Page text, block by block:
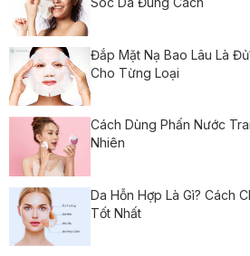
Đắp Mặt Nạ Bao Lâu Là
Cho Từng Loại
Cách Dùng Phấn Nước
Nhiên
Da Hỗn Hợp Là Gì? Cách
Tốt Nhất